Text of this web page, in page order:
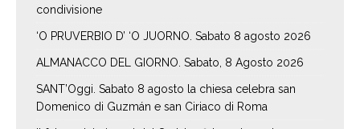
condivisione
‘O PRUVERBIO D’ ‘O JUORNO. Sabato 8 agosto 2026
ALMANACCO DEL GIORNO. Sabato, 8 Agosto 2026
SANT’Oggi. Sabato 8 agosto la chiesa celebra san
Domenico di Guzmán e san Ciriaco di Roma